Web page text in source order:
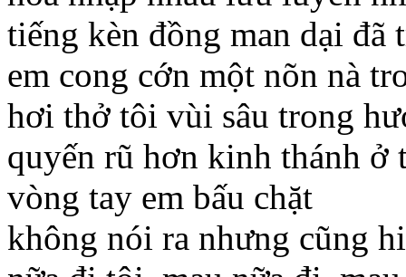
tiếng kèn đồng man dại đã
em cong cớn một nõn nà
hơi thở tôi vùi sâu trong
quyến rũ hơn kinh thánh ở
vòng tay em bấu chặt
không nói ra nhưng cũng